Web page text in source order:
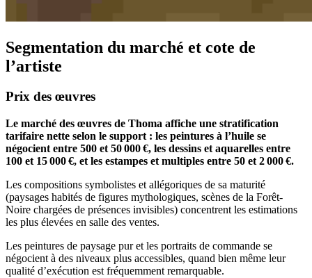
Segmentation du marché et cote de
l’artiste
Prix des œuvres
Le marché des œuvres de Thoma affiche une stratification
tarifaire nette selon le support : les peintures à l’huile se
négocient entre 500 et 50 000 €, les dessins et aquarelles entre
100 et 15 000 €, et les estampes et multiples entre 50 et 2 000 €.
Les compositions symbolistes et allégoriques de sa maturité
(paysages habités de figures mythologiques, scènes de la Forêt-
Noire chargées de présences invisibles) concentrent les estimations
les plus élevées en salle des ventes.
Les peintures de paysage pur et les portraits de commande se
négocient à des niveaux plus accessibles, quand bien même leur
qualité d’exécution est fréquemment remarquable.